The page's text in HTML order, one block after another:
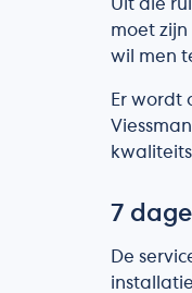
Uit die
moet
wil men
Er wordt
7
De